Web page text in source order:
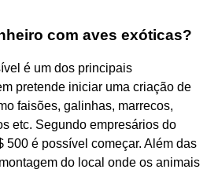
com aves exóticas?
é um dos principais
pretende iniciar uma criação de
faisões, galinhas, marrecos,
etc. Segundo empresários do
500 é possível começar. Além das
do local onde os animais